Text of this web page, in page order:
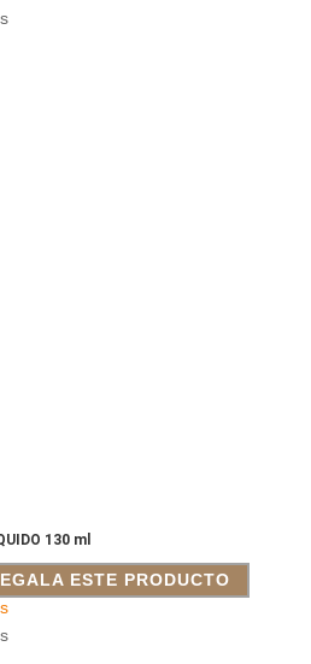
130 ml
ESTE PRODUCTO